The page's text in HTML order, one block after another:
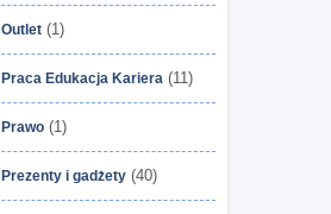
Outlet (1)
Praca Edukacja Kariera (11)
Prawo (1)
Prezenty i gadżety (40)